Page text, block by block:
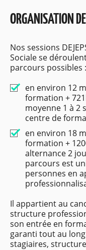
ORGANISATION
Nos sessions
Sociale se
parcours possibles :
en environ 12
formation +
moyenne 1 à 2
centre de
en environ 18
formation +
alternance 2
parcours est
personnes en
Il appartient au
structure
son entrée en
garanti tout au
stagiaires,